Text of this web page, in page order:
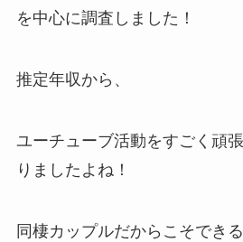
を中心に調査しました！
推定年収から、
ユーチューブ活動をすごく頑
りましたよね！
同棲カップルだからこそできる